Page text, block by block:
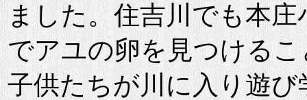
ました。住吉川でも本
でアユの卵を見つける
子供たちが川に入り遊